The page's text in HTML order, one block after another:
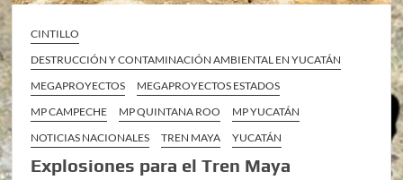
CINTILLO
DESTRUCCIÓN Y CONTAMINACIÓN AMBIENTAL EN YUCATÁN
MEGAPROYECTOS
MEGAPROYECTOS ESTADOS
MP CAMPECHE
MP QUINTANA ROO
MP YUCATÁN
NOTICIAS NACIONALES
TREN MAYA YUCATÁN
Explosiones para el Tren Maya